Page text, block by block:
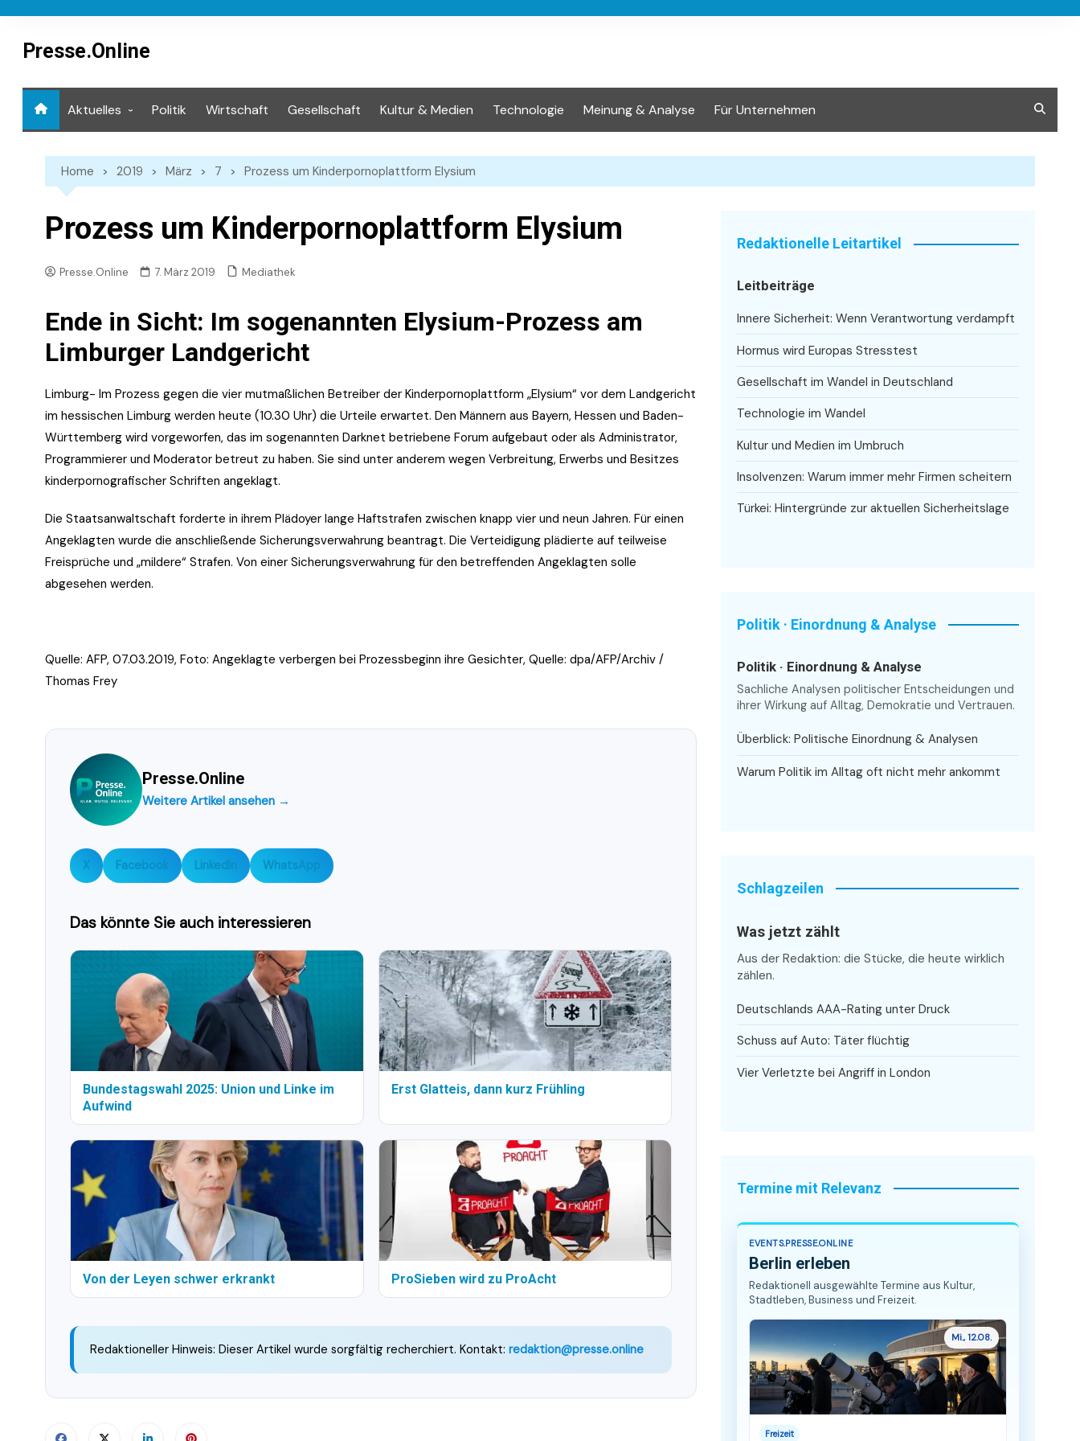
contentPresse.Online
Aktuelles Politik Wirtschaft Gesellschaft Kultur & Medien Technologie Meinung & Analyse Für Unternehmen
Home 2019 März 7 Prozess um Kinderpornoplattform Elysium
Prozess um Kinderpornoplattform Elysium
Presse.Online 7. März 2019 Mediathek
Ende in Sicht: Im sogenannten Elysium-Prozess am
Limburger Landgericht
Limburg- Im Prozess gegen die vier mutmaßlichen Betreiber der Kinderpornoplattform „Elysium“ vor dem Landgericht
im hessischen Limburg werden heute (10.30 Uhr) die Urteile erwartet. Den Männern aus Bayern, Hessen und Baden-
Württemberg wird vorgeworfen, das im sogenannten Darknet betriebene Forum aufgebaut oder als Administrator,
Programmierer und Moderator betreut zu haben. Sie sind unter anderem wegen Verbreitung, Erwerbs und Besitzes
kinderpornografischer Schriften angeklagt.
Die Staatsanwaltschaft forderte in ihrem Plädoyer lange Haftstrafen zwischen knapp vier und neun Jahren. Für einen
Angeklagten wurde die anschließende Sicherungsverwahrung beantragt. Die Verteidigung plädierte auf teilweise
Freisprüche und „mildere“ Strafen. Von einer Sicherungsverwahrung für den betreffenden Angeklagten solle
abgesehen werden.
Quelle: AFP, 07.03.2019, Foto: Angeklagte verbergen bei Prozessbeginn ihre Gesichter, Quelle: dpa/AFP/Archiv /
Thomas Frey
Presse.Online
Weitere Artikel ansehen →
X Facebook LinkedIn WhatsApp
Das könnte Sie auch interessieren
Bundestagswahl 2025: Union und Linke im
Aufwind
Erst Glatteis, dann kurz Frühling
Von der Leyen schwer erkrankt ProSieben wird zu ProAcht
Redaktioneller Hinweis: Dieser Artikel wurde sorgfältig recherchiert. Kontakt: redaktion@presse.online
Redaktionelle Leitartikel
Leitbeiträge
Innere Sicherheit: Wenn Verantwortung verdampft
Hormus wird Europas Stresstest
Gesellschaft im Wandel in Deutschland
Technologie im Wandel
Kultur und Medien im Umbruch
Insolvenzen: Warum immer mehr Firmen scheitern
Türkei: Hintergründe zur aktuellen Sicherheitslage
Politik · Einordnung & Analyse
Politik · Einordnung & Analyse
Sachliche Analysen politischer Entscheidungen und
ihrer Wirkung auf Alltag, Demokratie und Vertrauen.
Überblick: Politische Einordnung & Analysen
Warum Politik im Alltag oft nicht mehr ankommt
Schlagzeilen
Was jetzt zählt
Aus der Redaktion: die Stücke, die heute wirklich
zählen.
Deutschlands AAA-Rating unter Druck
Schuss auf Auto: Täter flüchtig
Vier Verletzte bei Angriff in London
Termine mit Relevanz
EVENTS.PRESSE.ONLINE
Berlin erleben
Redaktionell ausgewählte Termine aus Kultur,
Stadtleben, Business und Freizeit.
Mi., 12.08.
Freizeit